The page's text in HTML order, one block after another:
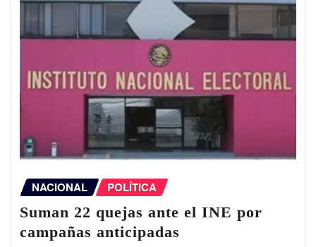
NACIONAL POLÍTICA
Suman 22 quejas ante el INE por
campañas anticipadas